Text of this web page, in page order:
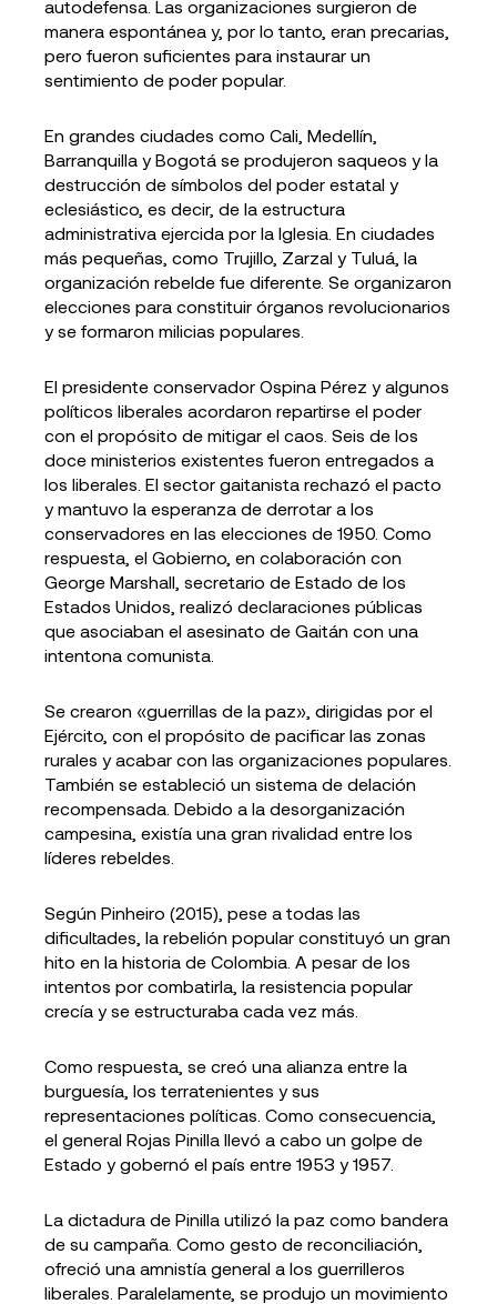
autodefensa. Las organizaciones surgieron de
manera espontánea y, por lo tanto, eran precarias,
pero fueron suficientes para instaurar un
sentimiento de poder popular.
En grandes ciudades como Cali, Medellín,
Barranquilla y Bogotá se produjeron saqueos y la
destrucción de símbolos del poder estatal y
eclesiástico, es decir, de la estructura
administrativa ejercida por la Iglesia. En ciudades
más pequeñas, como Trujillo, Zarzal y Tuluá, la
organización rebelde fue diferente. Se organizaron
elecciones para constituir órganos revolucionarios
y se formaron milicias populares.
El presidente conservador Ospina Pérez y algunos
políticos liberales acordaron repartirse el poder
con el propósito de mitigar el caos. Seis de los
doce ministerios existentes fueron entregados a
los liberales. El sector gaitanista rechazó el pacto
y mantuvo la esperanza de derrotar a los
conservadores en las elecciones de 1950. Como
respuesta, el Gobierno, en colaboración con
George Marshall, secretario de Estado de los
Estados Unidos, realizó declaraciones públicas
que asociaban el asesinato de Gaitán con una
intentona comunista.
Se crearon «guerrillas de la paz», dirigidas por el
Ejército, con el propósito de pacificar las zonas
rurales y acabar con las organizaciones populares.
También se estableció un sistema de delación
recompensada. Debido a la desorganización
campesina, existía una gran rivalidad entre los
líderes rebeldes.
Según Pinheiro (2015), pese a todas las
dificultades, la rebelión popular constituyó un gran
hito en la historia de Colombia. A pesar de los
intentos por combatirla, la resistencia popular
crecía y se estructuraba cada vez más.
Como respuesta, se creó una alianza entre la
burguesía, los terratenientes y sus
representaciones políticas. Como consecuencia,
el general Rojas Pinilla llevó a cabo un golpe de
Estado y gobernó el país entre 1953 y 1957.
La dictadura de Pinilla utilizó la paz como bandera
de su campaña. Como gesto de reconciliación,
ofreció una amnistía general a los guerrilleros
liberales. Paralelamente, se produjo un movimiento